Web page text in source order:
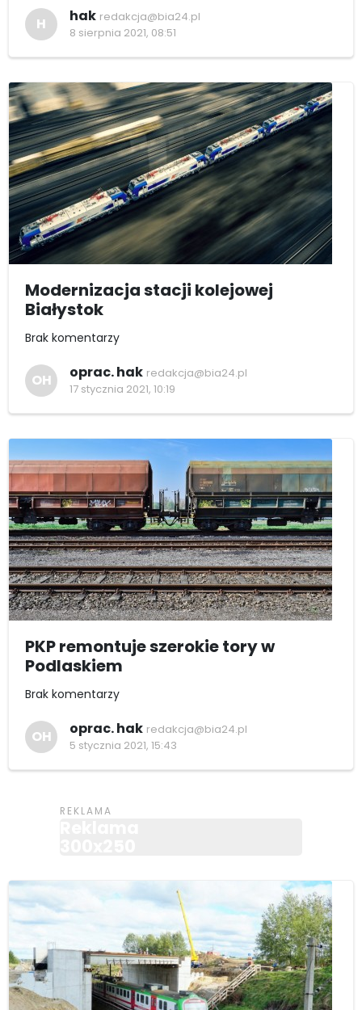
H hak redakcja@bia24.pl
8 sierpnia 2021, 08:51
Modernizacja stacji kolejowej
Białystok
Brak komentarzy
OH oprac. hak redakcja@bia24.pl
17 stycznia 2021, 10:19
PKP remontuje szerokie tory w
Podlaskiem
Brak komentarzy
OH oprac. hak redakcja@bia24.pl
5 stycznia 2021, 15:43